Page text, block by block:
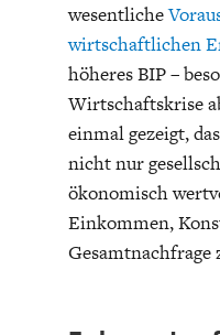
wesentliche
wirtschaftlichen
höheres BIP –
Wirtschaftskrise
einmal gezeigt,
nicht nur
ökonomisch
Einkommen,
Gesamtnachfrage